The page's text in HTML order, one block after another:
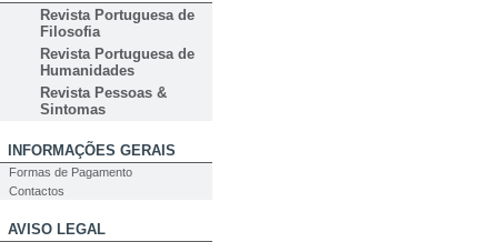
Revista Portuguesa de
Filosofia
Revista Portuguesa de
Humanidades
Revista Pessoas &
Sintomas
INFORMAÇÕES GERAIS
Formas de Pagamento
Contactos
AVISO LEGAL